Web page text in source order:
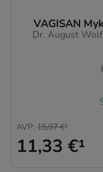
VAGISAN
Dr. August
11,33 €¹
AVP: 15,97 €²